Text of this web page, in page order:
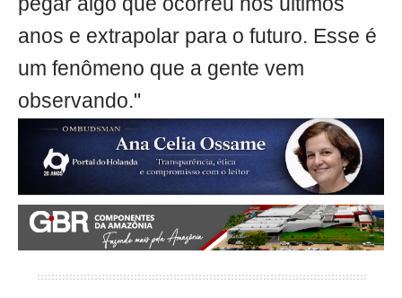
anos e extrapolar para o futuro. Esse é
um fenômeno que a gente vem
observando."